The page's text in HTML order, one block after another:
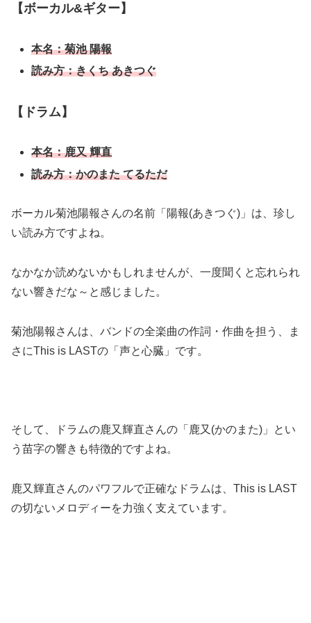
【ボーカル&ギター】
本名：菊池 陽報
読み方：きくち あきつぐ
【ドラム】
本名：鹿又 輝直
読み方：かのまた てるただ
ボーカル菊池陽報さんの名前「陽報(あきつぐ)」は、珍し
い読み方ですよね。
なかなか読めないかもしれませんが、一度聞くと忘れられ
ない響きだな～と感じました。
菊池陽報さんは、バンドの全楽曲の作詞・作曲を担う、ま
さにThis is LASTの「声と心臓」です。
そして、ドラムの鹿又輝直さんの「鹿又(かのまた)」とい
う苗字の響きも特徴的ですよね。
鹿又輝直さんのパワフルで正確なドラムは、This is LAST
の切ないメロディーを力強く支えています。